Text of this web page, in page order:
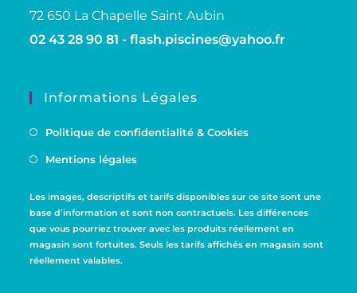
72 650 La Chapelle Saint Aubin
02 43 28 90 81 -flash.piscines@yahoo.fr
Informations Légales
Politique de confidentialité & Cookies
Mentions légales
Les images, descriptifs et tarifs disponibles sur ce site sont une
base d’information et sont non contractuels. Les différences
que vous pourriez trouver avec les produits réellement en
magasin sont fortuites. Seuls les tarifs affichés en magasin sont
réellement valables.